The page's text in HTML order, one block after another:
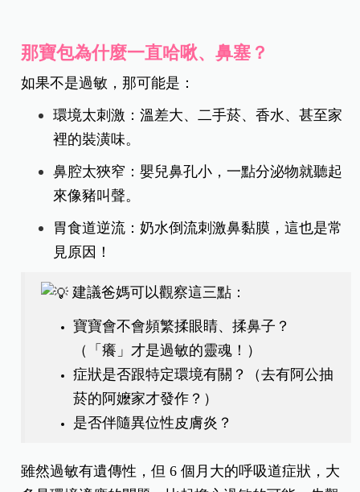
​那寶包為什麼一直哈啾、鼻塞？
​如果不是過敏，那可能是：
環境太刺激：溫差大、二手菸、香水、甚至家
裡的裝潢味。
​鼻腔太狹窄：嬰兒鼻孔小，一點分泌物就聽起
來像豬叫聲。
​胃食道逆流：奶水倒流刺激鼻黏膜，這也是常
見原因！
建議​爸媽可以觀察這三點：
寶寶會不會頻繁揉眼睛、揉鼻子？
（「癢」才是過敏的靈魂！）
症狀是否跟特定環境有關？（去有阿公抽
菸的阿嬤家才發作？）
是否伴隨異位性皮膚炎？
雖然過敏有遺傳性，但 6 個月大的呼吸道症狀，大